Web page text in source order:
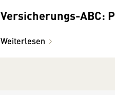
Versicherungs-ABC: P
Weiterlesen